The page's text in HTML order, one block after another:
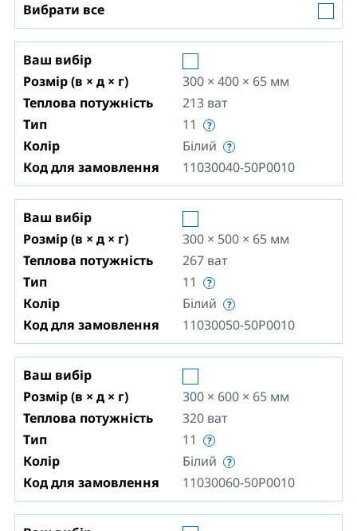
Вибрати все
Ваш вибір
Розмір (в × д × г)
300 × 400 × 65 мм
Теплова потужність
213 ват
Тип
11
Колір
Білий
Код для замовлення
11030040-50P0010
Ваш вибір
Розмір (в × д × г)
300 × 500 × 65 мм
Теплова потужність
267 ват
Тип
11
Колір
Білий
Код для замовлення
11030050-50P0010
Ваш вибір
Розмір (в × д × г)
300 × 600 × 65 мм
Теплова потужність
320 ват
Тип
11
Колір
Білий
Код для замовлення
11030060-50P0010